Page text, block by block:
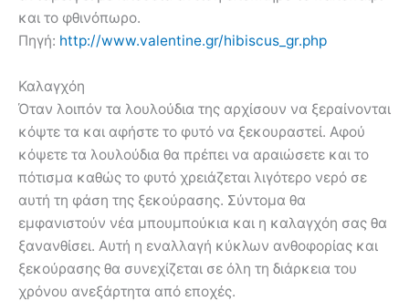
και το φθινόπωρο.
Πηγή: http://www.valentine.gr/hibiscus_gr.php
Καλαγχόη
Όταν λοιπόν τα λουλούδια της αρχίσουν να ξεραίνονται
κόψτε τα και αφήστε το φυτό να ξεκουραστεί. Αφού
κόψετε τα λουλούδια θα πρέπει να αραιώσετε και το
πότισμα καθώς το φυτό χρειάζεται λιγότερο νερό σε
αυτή τη φάση της ξεκούρασης. Σύντομα θα
εμφανιστούν νέα μπουμπούκια και η καλαγχόη σας θα
ξανανθίσει. Αυτή η εναλλαγή κύκλων ανθοφορίας και
ξεκούρασης θα συνεχίζεται σε όλη τη διάρκεια του
χρόνου ανεξάρτητα από εποχές.